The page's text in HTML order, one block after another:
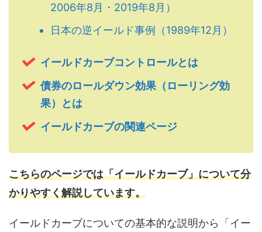
2006年8月・2019年8月）
日本の逆イールド事例（1989年12月）
イールドカーブコントロールとは
債券のロールダウン効果（ローリング効
果）とは
イールドカーブの関連ページ
こちらのページでは「イールドカーブ」について分
かりやすく解説しています。
イールドカーブについての基本的な説明から「イー